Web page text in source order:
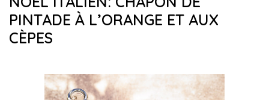
PINTADE À L’ORANGE ET AUX
CÈPES